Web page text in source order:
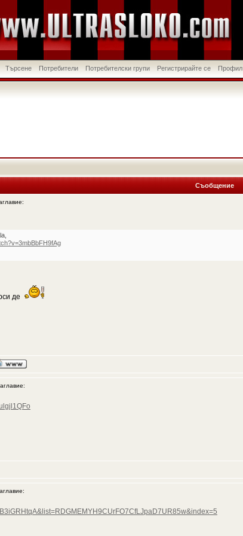
Търсене Потребители Потребителски групи Регистрирайте се Профил
Съобщение
де